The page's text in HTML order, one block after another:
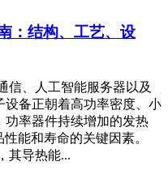
：结构、工艺、设
信、人工智能服务器以及
备正朝着高功率密度、小
功率器件持续增加的发热
能和寿命的关键因素。
其导热能...